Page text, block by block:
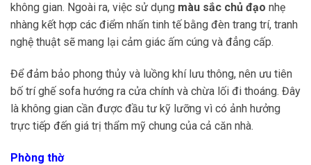
không gian. Ngoài ra, việc sử dụng màu sắc chủ đạo nhẹ
nhàng kết hợp các điểm nhấn tinh tế bằng đèn trang trí, tranh
nghệ thuật sẽ mang lại cảm giác ấm cúng và đẳng cấp.
Để đảm bảo phong thủy và luồng khí lưu thông, nên ưu tiên
bố trí ghế sofa hướng ra cửa chính và chừa lối đi thoáng. Đây
là không gian cần được đầu tư kỹ lưỡng vì có ảnh hưởng
trực tiếp đến giá trị thẩm mỹ chung của cả căn nhà.
Phòng thờ